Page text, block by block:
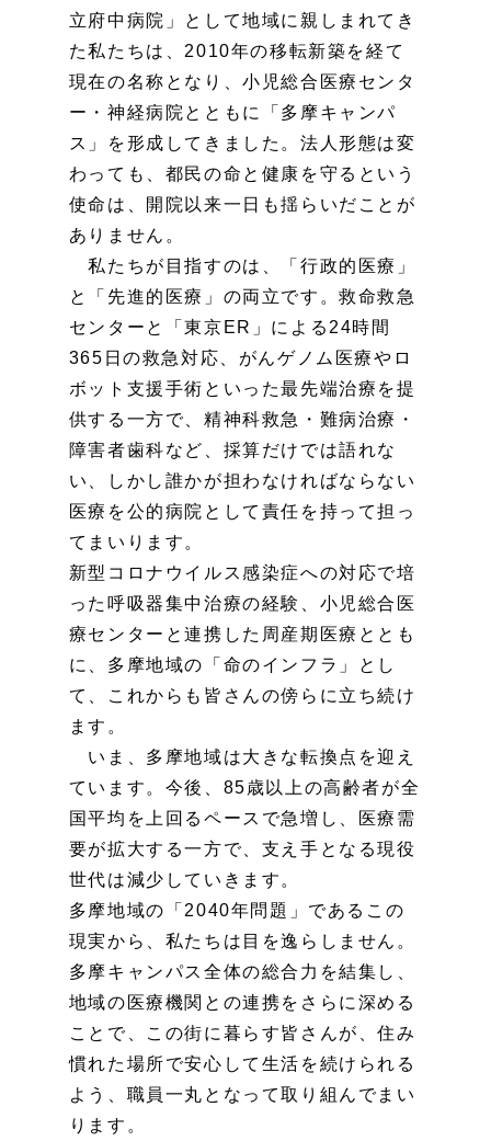
立府中病院」として地域に親しまれてき
た私たちは、2010年の移転新築を経て
現在の名称となり、小児総合医療センタ
ー・神経病院とともに「多摩キャンパ
ス」を形成してきました。法人形態は変
わっても、都民の命と健康を守るという
使命は、開院以来一日も揺らいだことが
ありません。
私たちが目指すのは、「行政的医療」
と「先進的医療」の両立です。救命救急
センターと「東京ER」による24時間
365日の救急対応、がんゲノム医療やロ
ボット支援手術といった最先端治療を提
供する一方で、精神科救急・難病治療・
障害者歯科など、採算だけでは語れな
い、しかし誰かが担わなければならない
医療を公的病院として責任を持って担っ
てまいります。
新型コロナウイルス感染症への対応で培
った呼吸器集中治療の経験、小児総合医
療センターと連携した周産期医療ととも
に、多摩地域の「命のインフラ」とし
て、これからも皆さんの傍らに立ち続け
ます。
いま、多摩地域は大きな転換点を迎え
ています。今後、85歳以上の高齢者が全
国平均を上回るペースで急増し、医療需
要が拡大する一方で、支え手となる現役
世代は減少していきます。
多摩地域の「2040年問題」であるこの
現実から、私たちは目を逸らしません。
多摩キャンパス全体の総合力を結集し、
地域の医療機関との連携をさらに深める
ことで、この街に暮らす皆さんが、住み
慣れた場所で安心して生活を続けられる
よう、職員一丸となって取り組んでまい
ります。